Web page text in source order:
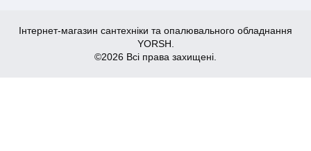
Інтернет-магазин сантехніки та опалювального обладнання
YORSH.
©2026 Всі права захищені.